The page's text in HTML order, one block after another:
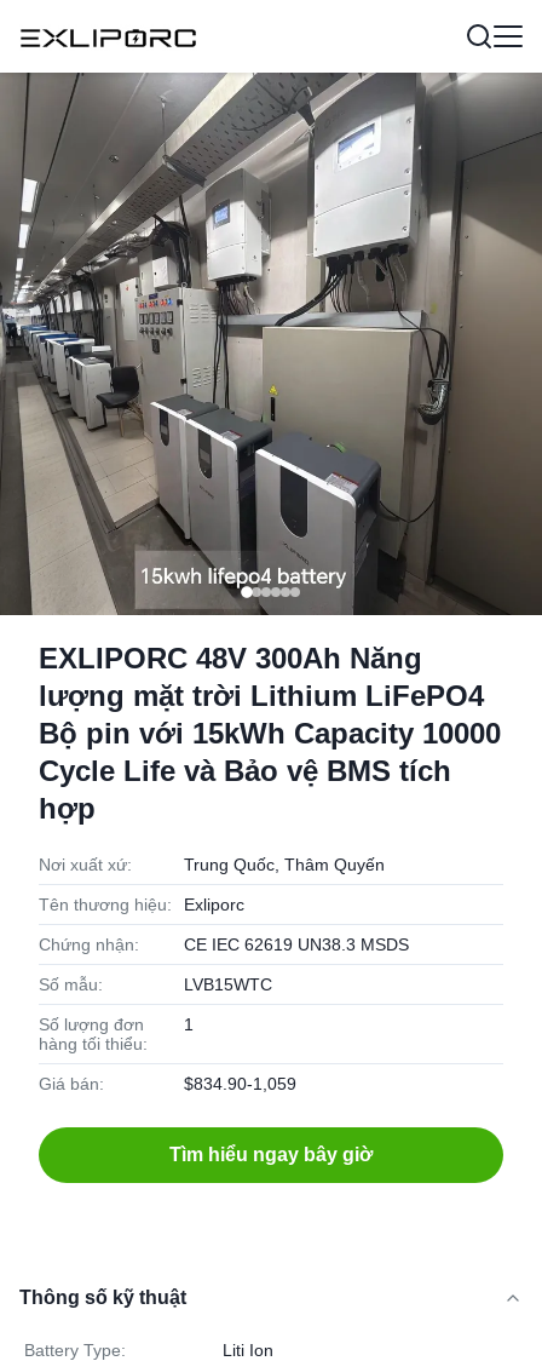
EXLIPORC 48V 300Ah Năng
lượng mặt trời Lithium LiFePO4
Bộ pin với 15kWh Capacity 10000
Cycle Life và Bảo vệ BMS tích
hợp
Nơi xuất xứ: Trung Quốc, Thâm Quyến
Tên thương hiệu: Exliporc
Chứng nhận: CE IEC 62619 UN38.3 MSDS
Số mẫu: LVB15WTC
Số lượng đơn
hàng tối thiểu:
1
Giá bán: $834.90-1,059
Tìm hiểu ngay bây giờ
Thông số kỹ thuật
Battery Type: Liti Ion